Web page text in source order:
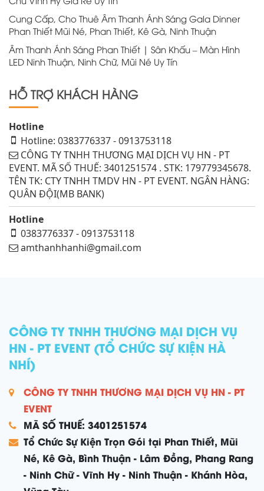
Cung Cấp, Cho Thuê Âm Thanh Ánh Sáng Gala Dinner
Phan Thiết Mũi Né, Phan Thiết, Kê Gà, Ninh Thuận
Âm Thanh Ánh Sáng Phan Thiết | Sân Khấu – Màn Hình
LED Ninh Thuận, Ninh Chữ, Mũi Né Uy Tín
HỖ TRỢ KHÁCH HÀNG
Hotline
Hotline: 0383776337 - 0913753118
CÔNG TY TNHH THƯƠNG MẠI DỊCH VỤ HN - PT
EVENT. MÃ SỐ THUẾ: 3401251574 . STK: 179779345678.
TÊN TK: CTY TNHH TMDV HN - PT EVENT. NGÂN HÀNG:
QUÂN ĐỘI(MB BANK)
Hotline
0383776337 - 0913753118
amthanhhanhi@gmail.com
CÔNG TY TNHH THƯƠNG MẠI DỊCH VỤ
HN - PT EVENT (TỔ CHỨC SỰ KIỆN HÀ
NHÍ)
CÔNG TY TNHH THƯƠNG MẠI DỊCH VỤ HN - PT
EVENT
MÃ SỐ THUẾ: 3401251574
Tổ Chức Sự Kiện Trọn Gói tại Phan Thiết, Mũi
Né, Kê Gà, Bình Thuận - Lâm Đồng, Phang Rang
- Ninh Chữ - Vĩnh Hy - Ninh Thuận - Khánh Hòa,